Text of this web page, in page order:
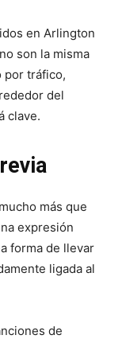
en Arlington
son la misma
por tráfico,
del
clave.
más que
expresión
forma de llevar
ligada al
de